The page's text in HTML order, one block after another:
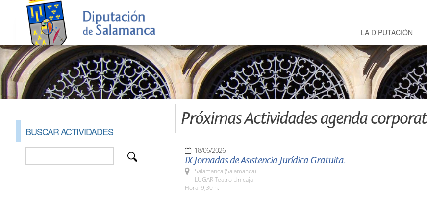
LA DIPUTACIÓN
BUSCAR ACTIVIDADES
Próximas Actividades agenda
18/06/2026
IX Jornadas de Asistencia Jurídica Gratuita.
Salamanca (Salamanca)
LUGAR Teatro Unicaja
Hora: 9,30 h.